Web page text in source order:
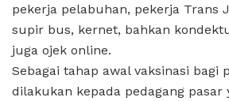
pekerja pelabuhan, pekerja Trans
supir bus, kernet, bahkan
juga ojek online.
Sebagai tahap awal vaksinasi bagi
dilakukan kepada pedagang pasar